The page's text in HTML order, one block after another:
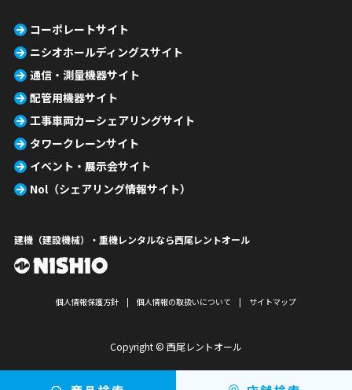
コーポレートサイト
ニシオホールディングスサイト
通信・測量機器サイト
配管用機器サイト
工事車両カーシェアリングサイト
タワークレーンサイト
イベント・展示会サイト
Nol（シェアリング情報サイト）
建機（建設機械）・重機レンタルなら西尾レントオール
個人情報保護方針 個人情報の取扱いについて サイトマップ
Copyright © 西尾レントオール